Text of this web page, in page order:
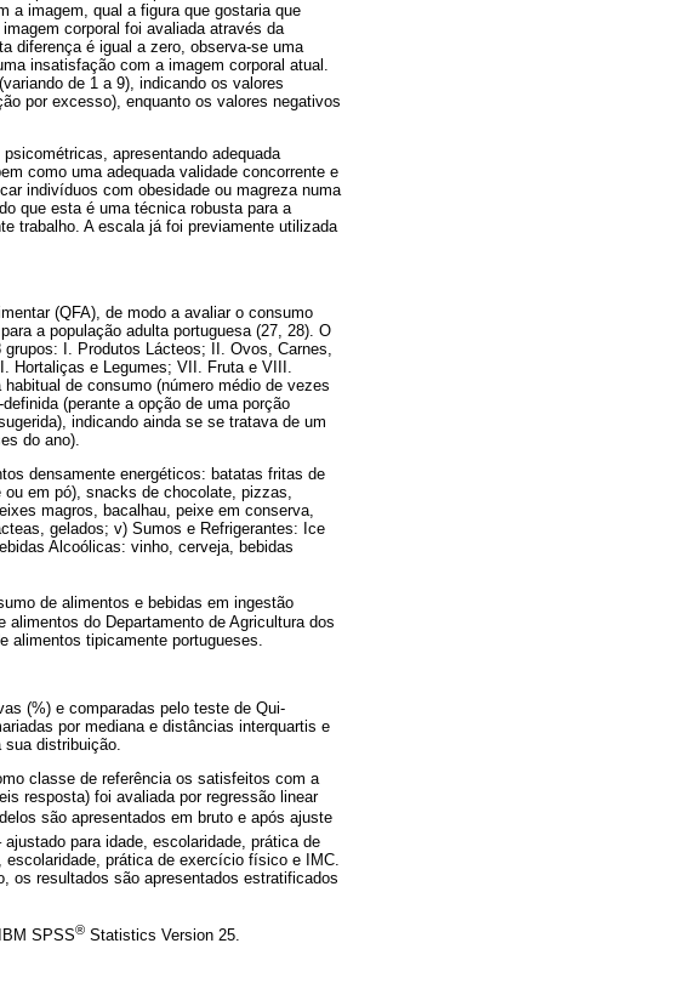
a imagem, qual a figura que gostaria que
corporal foi avaliada através da
diferença é igual a zero, observa-se uma
insatisfação com a imagem corporal atual.
de 1 a 9), indicando os valores
por excesso), enquanto os valores negativos
apresentando adequada
como uma adequada validade concorrente e
indivíduos com obesidade ou magreza numa
que esta é uma técnica robusta para a
trabalho. A escala já foi previamente utilizada
(QFA), de modo a avaliar o consumo
a população adulta portuguesa (27, 28). O
I. Produtos Lácteos; II. Ovos, Carnes,
Hortaliças e Legumes; VII. Fruta e VIII.
de consumo (número médio de vezes
(perante a opção de uma porção
indicando ainda se se tratava de um
do ano).
densamente energéticos: batatas fritas de
em pó), snacks de chocolate, pizzas,
magros, bacalhau, peixe em conserva,
gelados; v) Sumos e Refrigerantes: Ice
Alcoólicas: vinho, cerveja, bebidas
de alimentos e bebidas em ingestão
do Departamento de Agricultura dos
alimentos tipicamente portugueses.
(%) e comparadas pelo teste de Qui-
por mediana e distâncias interquartis e
sua distribuição.
classe de referência os satisfeitos com a
resposta) foi avaliada por regressão linear
são apresentados em bruto e após ajuste
para idade, escolaridade, prática de
prática de exercício físico e IMC.
os resultados são apresentados estratificados
SPSS® Statistics Version 25.